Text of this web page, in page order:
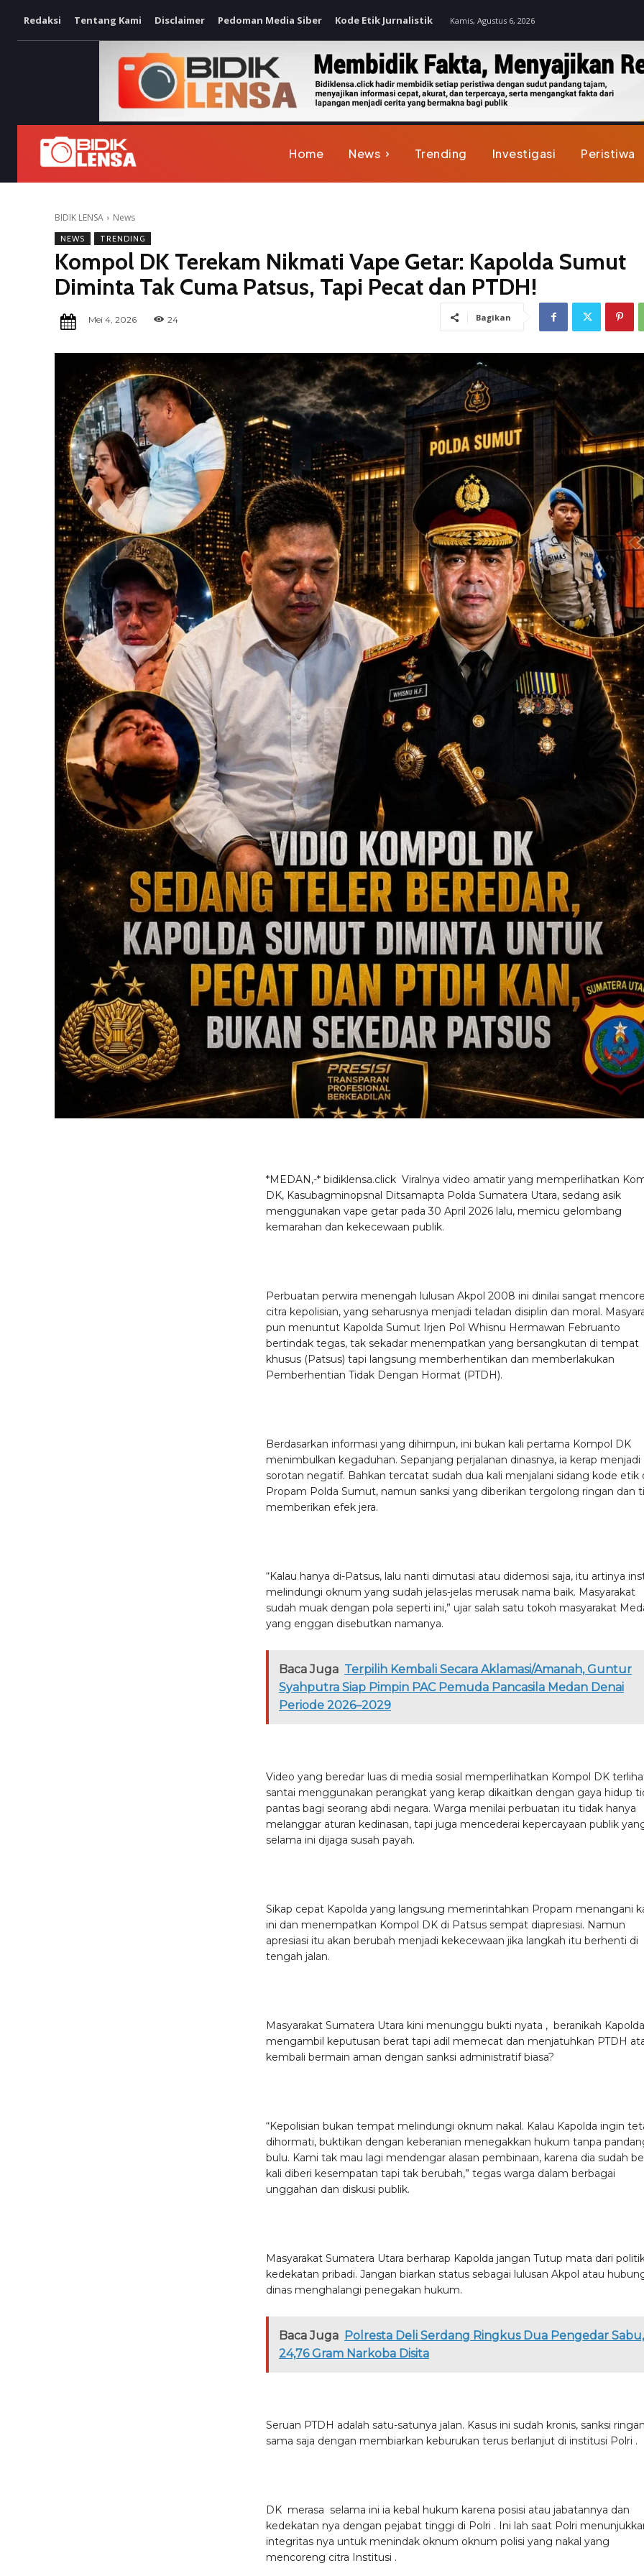
Redaksi Tentang Kami Disclaimer Pedoman Media Siber Kode Etik Jurnalistik Kamis, Agustus 6, 2026
Home News Trending Investigasi Peristiwa
BIDIK LENSA News
NEWS TRENDING
Kompol DK Terekam Nikmati Vape Getar: Kapolda Sumut
Diminta Tak Cuma Patsus, Tapi Pecat dan PTDH!
Mei 4, 2026 24 Bagikan
*MEDAN,-* bidiklensa.click Viralnya video amatir yang memperlihatkan
DK, Kasubagminopsnal Ditsamapta Polda Sumatera Utara, sedang asik
menggunakan vape getar pada 30 April 2026 lalu, memicu gelombang
kemarahan dan kekecewaan publik.
Perbuatan perwira menengah lulusan Akpol 2008 ini dinilai sangat
citra kepolisian, yang seharusnya menjadi teladan disiplin dan moral.
pun menuntut Kapolda Sumut Irjen Pol Whisnu Hermawan Februanto
bertindak tegas, tak sekadar menempatkan yang bersangkutan di tempat
khusus (Patsus) tapi langsung memberhentikan dan memberlakukan
Pemberhentian Tidak Dengan Hormat (PTDH).
Berdasarkan informasi yang dihimpun, ini bukan kali pertama Kompol DK
menimbulkan kegaduhan. Sepanjang perjalanan dinasnya, ia kerap menjadi
sorotan negatif. Bahkan tercatat sudah dua kali menjalani sidang kode etik
Propam Polda Sumut, namun sanksi yang diberikan tergolong ringan dan
memberikan efek jera.
“Kalau hanya di-Patsus, lalu nanti dimutasi atau didemosi saja, itu artinya
melindungi oknum yang sudah jelas-jelas merusak nama baik. Masyarakat
sudah muak dengan pola seperti ini,” ujar salah satu tokoh masyarakat
yang enggan disebutkan namanya.
Baca Juga Terpilih Kembali Secara Aklamasi/Amanah, Guntur
Syahputra Siap Pimpin PAC Pemuda Pancasila Medan Denai
Periode 2026–2029
Video yang beredar luas di media sosial memperlihatkan Kompol DK
santai menggunakan perangkat yang kerap dikaitkan dengan gaya hidup
pantas bagi seorang abdi negara. Warga menilai perbuatan itu tidak hanya
melanggar aturan kedinasan, tapi juga mencederai kepercayaan publik
selama ini dijaga susah payah.
Sikap cepat Kapolda yang langsung memerintahkan Propam menangani
ini dan menempatkan Kompol DK di Patsus sempat diapresiasi. Namun
apresiasi itu akan berubah menjadi kekecewaan jika langkah itu berhenti di
tengah jalan.
Masyarakat Sumatera Utara kini menunggu bukti nyata , beranikah Kapolda
mengambil keputusan berat tapi adil memecat dan menjatuhkan PTDH
kembali bermain aman dengan sanksi administratif biasa?
“Kepolisian bukan tempat melindungi oknum nakal. Kalau Kapolda ingin
dihormati, buktikan dengan keberanian menegakkan hukum tanpa
bulu. Kami tak mau lagi mendengar alasan pembinaan, karena dia sudah
kali diberi kesempatan tapi tak berubah,” tegas warga dalam berbagai
unggahan dan diskusi publik.
Masyarakat Sumatera Utara berharap Kapolda jangan Tutup mata dari
kedekatan pribadi. Jangan biarkan status sebagai lulusan Akpol atau
dinas menghalangi penegakan hukum.
Baca Juga Polresta Deli Serdang Ringkus Dua Pengedar Sabu,
24,76 Gram Narkoba Disita
Seruan PTDH adalah satu-satunya jalan. Kasus ini sudah kronis, sanksi
sama saja dengan membiarkan keburukan terus berlanjut di institusi Polri .
DK merasa selama ini ia kebal hukum karena posisi atau jabatannya dan
kedekatan nya dengan pejabat tinggi di Polri . Ini lah saat Polri
integritas nya untuk menindak oknum oknum polisi yang nakal yang
mencoreng citra Institusi .